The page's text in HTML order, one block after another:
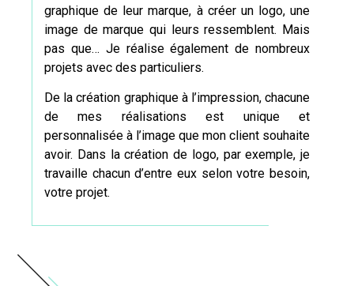
graphique de leur marque, à créer un logo, une
image de marque qui leurs ressemblent. Mais
pas que… Je réalise également de nombreux
projets avec des particuliers.
De lacréation graphique à l’impression, chacune
de mes réalisations est unique et
personnalisée à l’image que mon client souhaite
avoir. Dans la création de logo, par exemple, je
travaille chacun d’entre eux selon votre besoin,
votre projet.